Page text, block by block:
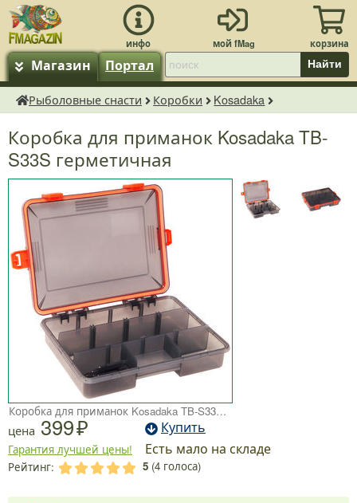
Магазин Портал Найти
fMagazin.ru
Рыболовные снасти Коробки Kosadaka
Коробка для приманок Kosadaka TB-
S33S герметичная
Коробка для приманок Kosadaka TB-S33S герметичная
цена 399
Гарантия лучшей цены!
Купить
Есть мало на складе
Рейтинг: 5(4голоса)